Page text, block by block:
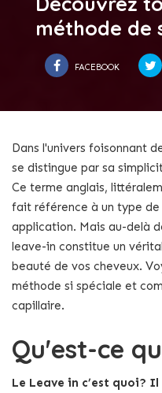
méthode de
FACEBOOK
Dans l'univers foisonnant
se distingue par sa
Ce terme anglais,
fait référence à un type de
application. Mais au-delà
leave-in constitue un
beauté de vos cheveux.
méthode si spéciale et
capillaire.
Qu'est-ce
Le Leave in c’est quoi?